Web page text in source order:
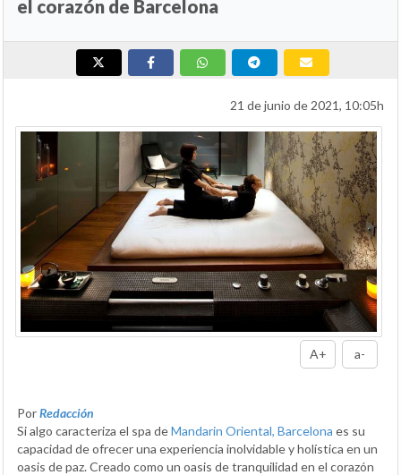
el corazón de Barcelona
21 de junio de 2021, 10:05h
A+ a-
PorRedacción
Si algo caracteriza el spa deMandarin Oriental, Barcelona es su
capacidad de ofrecer una experiencia inolvidable y holística en un
oasis de paz. Creado como un oasis de tranquilidad en el corazón